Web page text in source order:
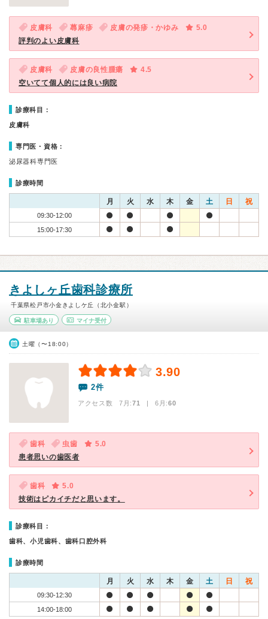
皮膚科 蕁麻疹 皮膚の発疹・かゆみ
5.0
評判のよい皮膚科
皮膚科 皮膚の良性腫瘍
4.5
空いてて個人的には良い病院
診療科目：
皮膚科
専門医・資格：
泌尿器科専門医
診療時間
月 火 水 木 金 土 日 祝
09:30-12:00
15:00-17:30
きよしヶ丘歯科診療所
千葉県松戸市小金きよしケ丘（北小金駅）
駐車場あり マイナ受付
土曜（〜18:00）
3.90
2件
アクセス数 7月:71 | 6月:60
歯科 虫歯
5.0
患者思いの歯医者
歯科
5.0
技術はピカイチだと思います。
診療科目：
歯科、小児歯科、歯科口腔外科
診療時間
月 火 水 木 金 土 日 祝
09:30-12:30
14:00-18:00